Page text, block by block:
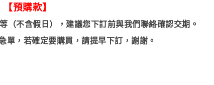
【預購款】
不含假日），建議您下訂前與我們聯絡確認交期。
單，若確定要購買，請提早下訂，謝謝。